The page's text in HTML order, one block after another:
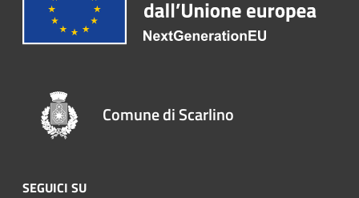
Comune di Scarlino
SEGUICI SU